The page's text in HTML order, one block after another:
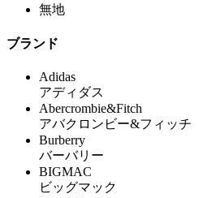
無地
ブランド
Adidas
アディダス
Abercrombie&Fitch
アバクロンビー&フィッチ
Burberry
バーバリー
BIGMAC
ビッグマック